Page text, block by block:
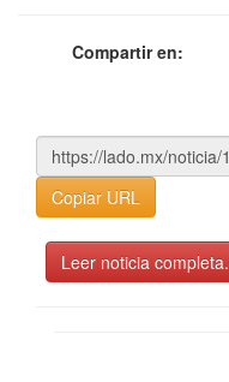
Compartir en:
Copiar URL
Leer noticia completa.